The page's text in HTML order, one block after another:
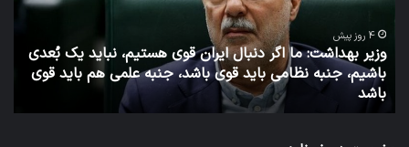
انتهای پیام
عمومی
وزارت
بهداشت
1 هفته پیش
توئیت دکتر جهانپور مدیر سابق روابط عمومی وزارت بهداشت